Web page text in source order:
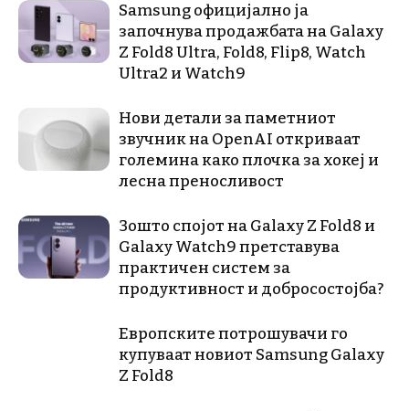
Samsung официјално ја
започнува продажбата на Galaxy
Z Fold8 Ultra, Fold8, Flip8, Watch
Ultra2 и Watch9
Нови детали за паметниот
звучник на OpenAI откриваат
големина како плочка за хокеј и
лесна преносливост
Зошто спојот на Galaxy Z Fold8 и
Galaxy Watch9 претставува
практичен систем за
продуктивност и добросостојба?
Европските потрошувачи го
купуваат новиот Samsung Galaxy
Z Fold8